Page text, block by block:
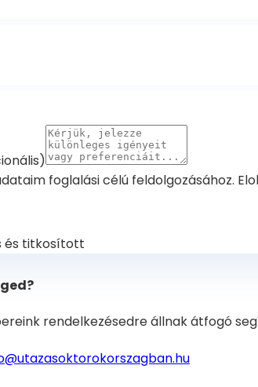
)
foglalási célú feldolgozásához.
és titkosított
rendelkezésedre állnak átfogó